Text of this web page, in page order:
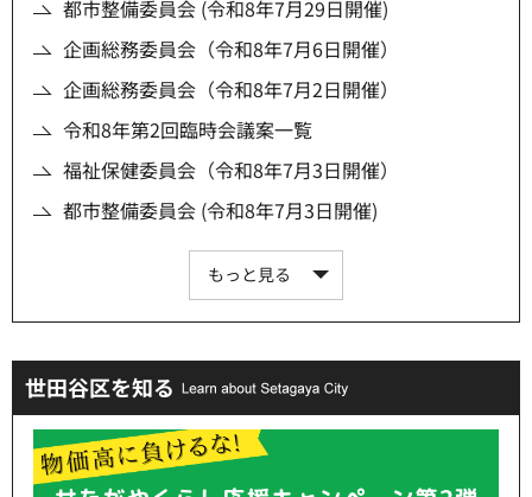
都市整備委員会 (令和8年7月29日開催)
企画総務委員会（令和8年7月6日開催）
企画総務委員会（令和8年7月2日開催）
令和8年第2回臨時会議案一覧
福祉保健委員会（令和8年7月3日開催）
都市整備委員会 (令和8年7月3日開催)
もっと見る
世田谷区を知る